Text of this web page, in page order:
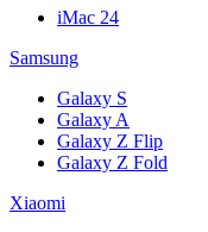
iMac 24
Samsung
Galaxy S
Galaxy A
Galaxy Z Flip
Galaxy Z Fold
Xiaomi